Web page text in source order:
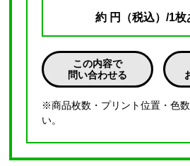
約 円（税込）/1枚
この内容で
問い合わせる
※商品枚数・プリント位置・色
い。